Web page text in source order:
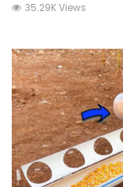
35.29K Views